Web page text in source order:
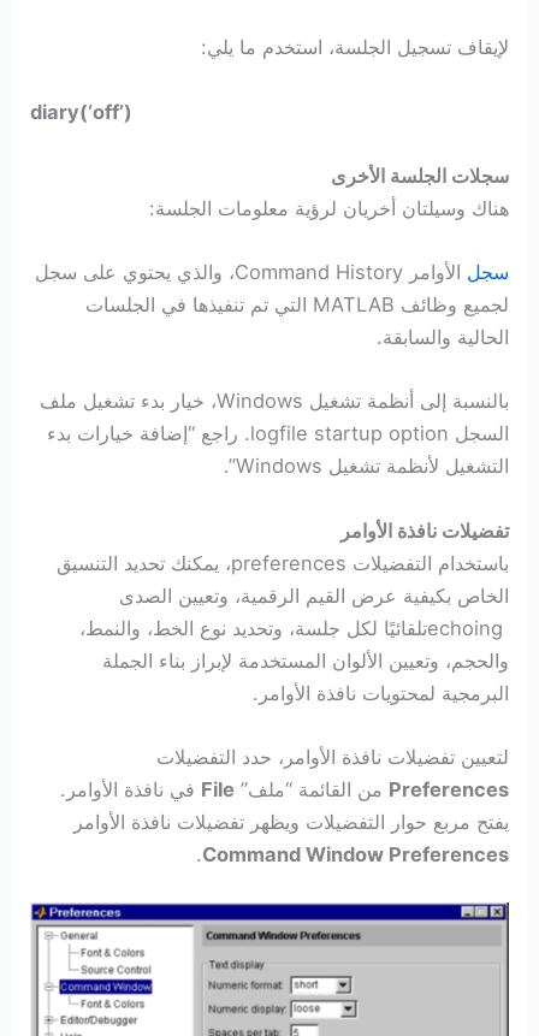
لإيقاف تسجيل الجلسة، استخدم ما يلي:
diary(‘off’)
سجلات الجلسة الأخرى
هناك وسيلتان أخريان لرؤية معلومات الجلسة:
سجل
الأوامر Command History، والذي يحتوي على سجل
لجميع وظائف MATLAB التي تم تنفيذها في الجلسات
الحالية والسابقة.
بالنسبة إلى أنظمة تشغيل Windows، خيار بدء تشغيل ملف
السجل logfile startup option. راجع “إضافة خيارات بدء
التشغيل لأنظمة تشغيل Windows”.
تفضيلات نافذة الأوامر
باستخدام التفضيلات preferences، يمكنك تحديد التنسيق
الخاص بكيفية عرض القيم الرقمية، وتعيين الصدى
echoingتلقائيًا لكل جلسة، وتحديد نوع الخط، والنمط،
والحجم، وتعيين الألوان المستخدمة لإبراز بناء الجملة
البرمجية لمحتويات نافذة الأوامر.
لتعيين تفضيلات نافذة الأوامر، حدد التفضيلات
Preferences من القائمة “ملف” File في نافذة الأوامر.
يفتح مربع حوار التفضيلات ويظهر تفضيلات نافذة الأوامر
Command Window Preferences
.